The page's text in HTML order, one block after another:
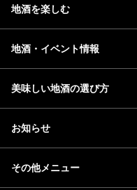
地酒を楽しむ
地酒・イベント情報
美味しい地酒の選び方
お知らせ
その他メニュー